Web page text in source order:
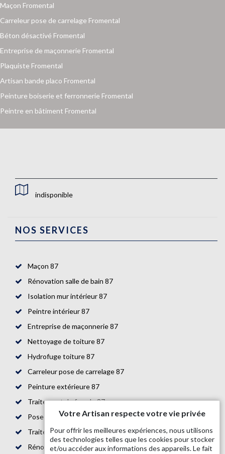
Maçon Fromental
Carreleur pose de carrelage Fromental
Béton désactivé Fromental
Entreprise de maçonnerie Fromental
Plaquiste Fromental
Artisan bande placo Fromental
Peinture boiserie et ferronnerie Fromental
Peintre en bâtiment Fromental
indisponible
NOS SERVICES
Maçon 87
Rénovation salle de bain 87
Isolation mur intérieur 87
Peintre intérieur 87
Entreprise de maçonnerie 87
Nettoyage de toiture 87
Hydrofuge toiture 87
Carreleur pose de carrelage 87
Peinture extérieure 87
Traitement de façade 87
Pose de parquet 87
Traitement de toiture 87
Rénovation de maison 87
Votre Artisan respecte votre vie privée
Pour offrir les meilleures expériences, nous utilisons
des technologies telles que les cookies pour stocker
et/ou accéder aux informations des appareils. Le fait